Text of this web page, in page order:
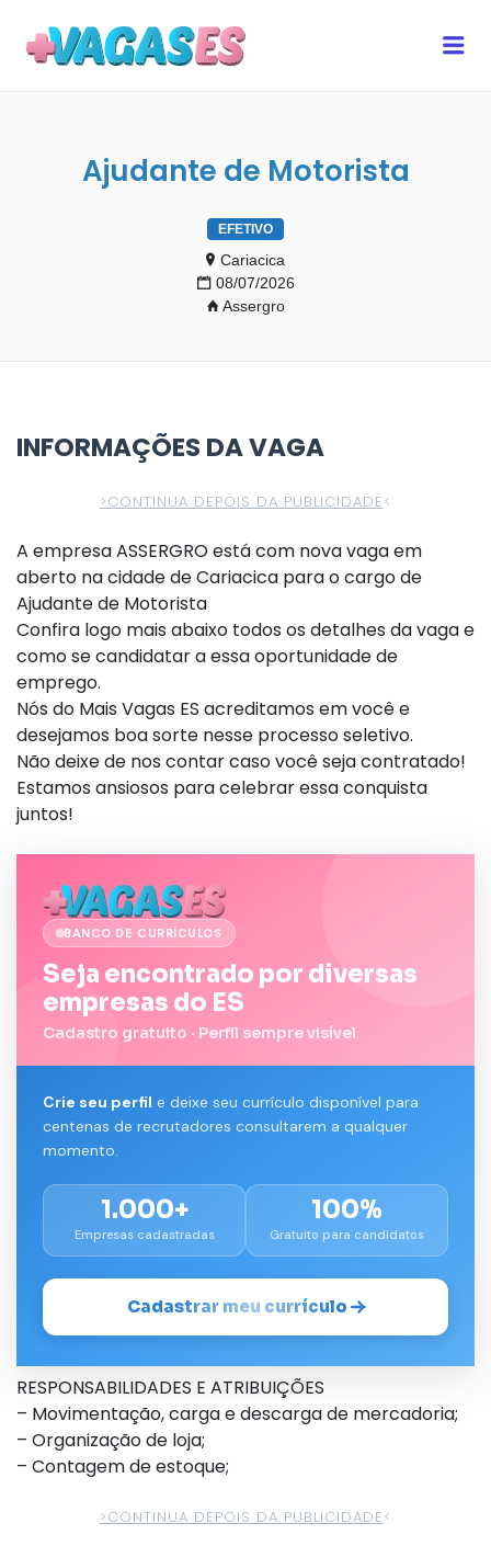
Ajudante de Motorista
EFETIVO
Cariacica
08/07/2026
Assergro
INFORMAÇÕES DA VAGA
>CONTINUA DEPOIS DA PUBLICIDADE<
A empresa ASSERGRO está com nova vaga em
aberto na cidade de Cariacica para o cargo de
Ajudante de Motorista
Confira logo mais abaixo todos os detalhes da vaga e
como se candidatar a essa oportunidade de
emprego.
Nós do Mais Vagas ES acreditamos em você e
desejamos boa sorte nesse processo seletivo.
Não deixe de nos contar caso você seja contratado!
Estamos ansiosos para celebrar essa conquista
juntos!
BANCO DE CURRÍCULOS
Seja encontrado por diversas
empresas do ES
Cadastro gratuito · Perfil sempre visível
Crie seu perfil e deixe seu currículo disponível para
centenas de recrutadores consultarem a qualquer
momento.
1.000+
Empresas cadastradas
100%
Gratuito para candidatos
Cadastrar meu currículo
RESPONSABILIDADES E ATRIBUIÇÕES
– Movimentação, carga e descarga de mercadoria;
– Organização de loja;
– Contagem de estoque;
>CONTINUA DEPOIS DA PUBLICIDADE<